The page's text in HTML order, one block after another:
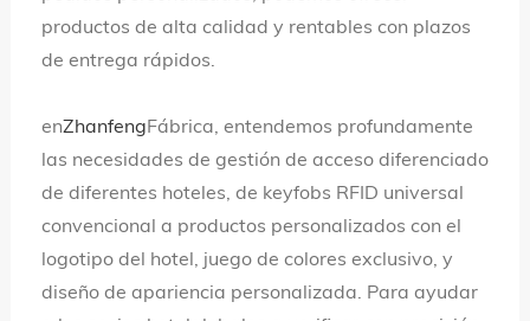
productos de alta calidad y rentables con plazos
de entrega rápidos.
enZhanfengFábrica, entendemos profundamente
las necesidades de gestión de acceso diferenciado
de diferentes hoteles, de keyfobs RFID universal
convencional a productos personalizados con el
logotipo del hotel, juego de colores exclusivo, y
diseño de apariencia personalizada. Para ayudar